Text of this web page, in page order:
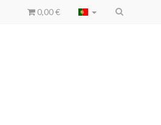
0,00 €